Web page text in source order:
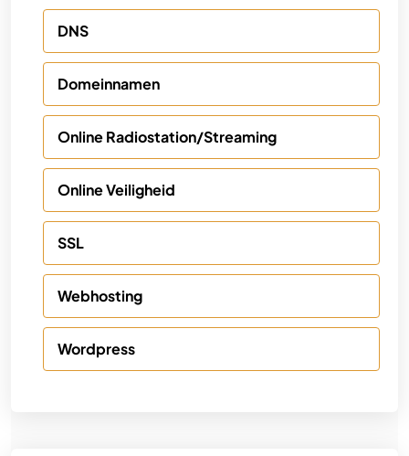
DNS
Domeinnamen
Online Radiostation/Streaming
Online Veiligheid
SSL
Webhosting
Wordpress